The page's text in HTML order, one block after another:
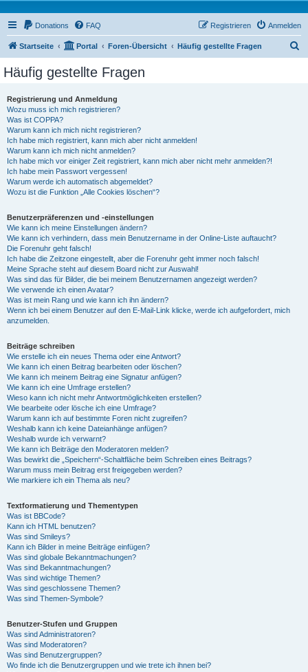
Donations FAQ Anmelden
Registrieren
Startseite Portal Foren-Übersicht Häufig gestellte Fragen
Häufig gestellte Fragen
Registrierung und Anmeldung
Wozu muss ich mich registrieren?
Was ist COPPA?
Warum kann ich mich nicht registrieren?
Ich habe mich registriert, kann mich aber nicht anmelden!
Warum kann ich mich nicht anmelden?
Ich habe mich vor einiger Zeit registriert, kann mich aber nicht mehr anmelden?!
Ich habe mein Passwort vergessen!
Warum werde ich automatisch abgemeldet?
Wozu ist die Funktion „Alle Cookies löschen“?
Benutzerpräferenzen und -einstellungen
Wie kann ich meine Einstellungen ändern?
Wie kann ich verhindern, dass mein Benutzername in der Online-Liste auftaucht?
Die Forenuhr geht falsch!
Ich habe die Zeitzone eingestellt, aber die Forenuhr geht immer noch falsch!
Meine Sprache steht auf diesem Board nicht zur Auswahl!
Was sind das für Bilder, die bei meinem Benutzernamen angezeigt werden?
Wie verwende ich einen Avatar?
Was ist mein Rang und wie kann ich ihn ändern?
Wenn ich bei einem Benutzer auf den E-Mail-Link klicke, werde ich aufgefordert, mich
anzumelden.
Beiträge schreiben
Wie erstelle ich ein neues Thema oder eine Antwort?
Wie kann ich einen Beitrag bearbeiten oder löschen?
Wie kann ich meinem Beitrag eine Signatur anfügen?
Wie kann ich eine Umfrage erstellen?
Wieso kann ich nicht mehr Antwortmöglichkeiten erstellen?
Wie bearbeite oder lösche ich eine Umfrage?
Warum kann ich auf bestimmte Foren nicht zugreifen?
Weshalb kann ich keine Dateianhänge anfügen?
Weshalb wurde ich verwarnt?
Wie kann ich Beiträge den Moderatoren melden?
Was bewirkt die „Speichern“-Schaltfläche beim Schreiben eines Beitrags?
Warum muss mein Beitrag erst freigegeben werden?
Wie markiere ich ein Thema als neu?
Textformatierung und Thementypen
Was ist BBCode?
Kann ich HTML benutzen?
Was sind Smileys?
Kann ich Bilder in meine Beiträge einfügen?
Was sind globale Bekanntmachungen?
Was sind Bekanntmachungen?
Was sind wichtige Themen?
Was sind geschlossene Themen?
Was sind Themen-Symbole?
Benutzer-Stufen und Gruppen
Was sind Administratoren?
Was sind Moderatoren?
Was sind Benutzergruppen?
Wo finde ich die Benutzergruppen und wie trete ich ihnen bei?